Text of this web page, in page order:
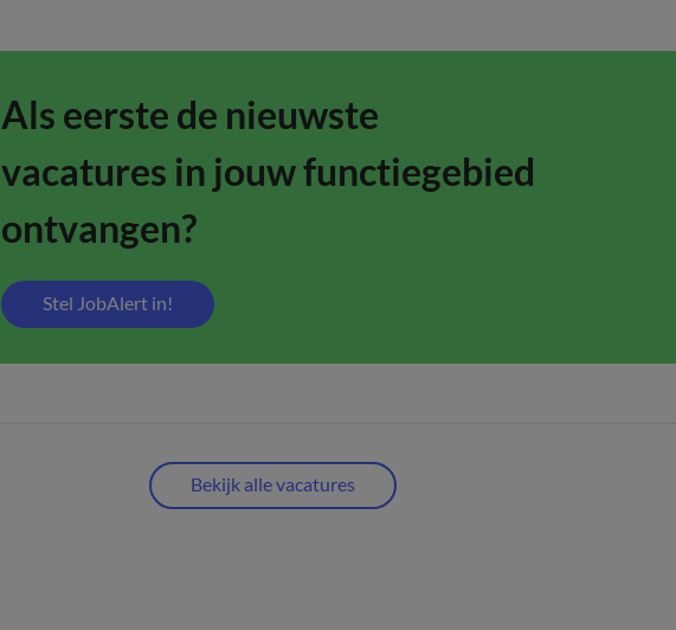
Als eerste de nieuwste
vacatures in jouw functiegebied
ontvangen?
Stel JobAlert in!
Bekijk alle vacatures